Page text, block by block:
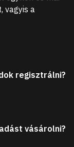
vagyis a
regisztrálni?
vásárolni?